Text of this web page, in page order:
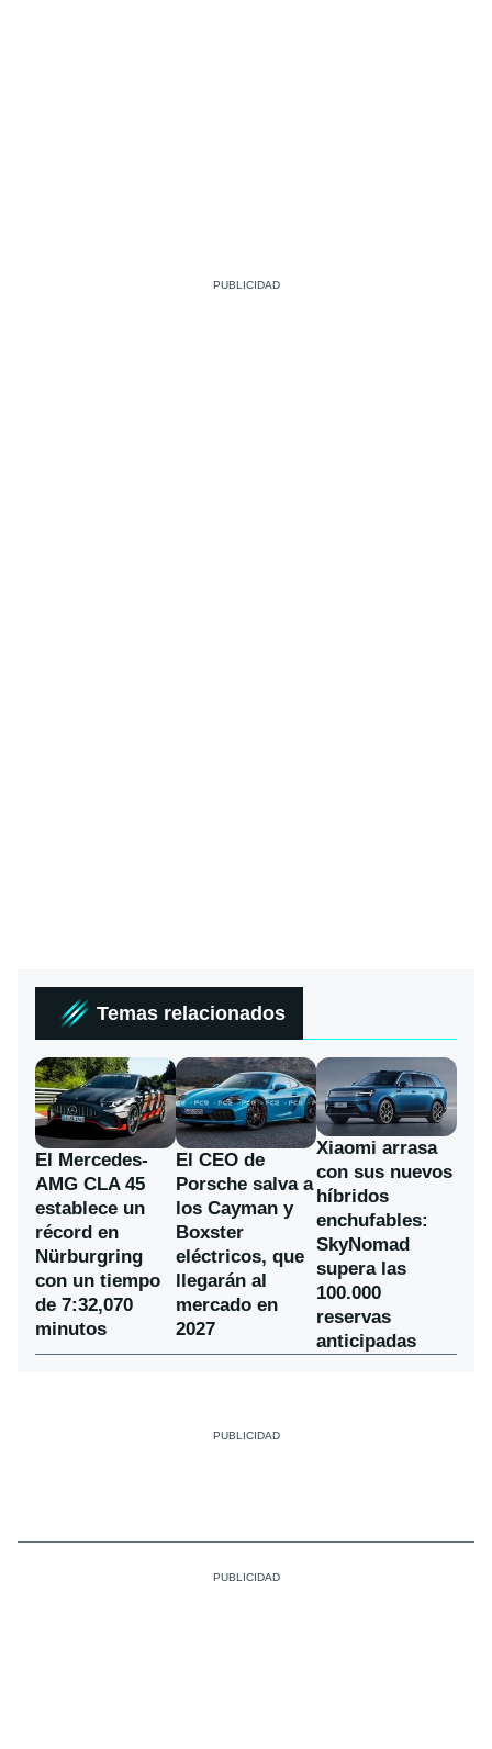
Temas relacionados
El Mercedes-
AMG CLA 45
establece un
récord en
Nürburgring
con un tiempo
de 7:32,070
minutos
El CEO de
Porsche salva a
los Cayman y
Boxster
eléctricos, que
llegarán al
mercado en
2027
Xiaomi arrasa
con sus nuevos
híbridos
enchufables:
SkyNomad
supera las
100.000
reservas
anticipadas